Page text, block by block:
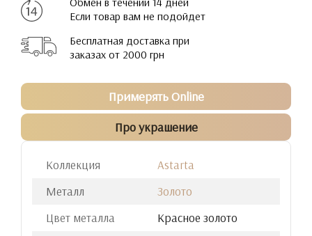
Если товар вам не подойдет
Бесплатная доставка при
заказах от 2000 грн
Примерять Online
Про украшение
Коллекция
Astarta
Металл
Золото
Цвет металла
Красное золото